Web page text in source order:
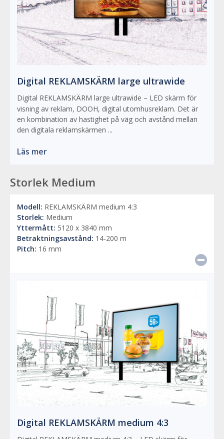
Digital REKLAMSKÄRM large ultrawide
Digital REKLAMSKÄRM large ultrawide – LED skärm för
visning av reklam, DOOH, digital utomhusreklam. Det är
en kombination av hastighet på väg och avstånd mellan
den digitala reklamskärmen ...
Läs mer
Storlek Medium
Modell: REKLAMSKÄRM medium 4:3
Storlek: Medium
Yttermått: 5120 x 3840 mm
Betraktningsavstånd: 14-200 m
Pitch: 16 mm
Digital REKLAMSKÄRM medium 4:3